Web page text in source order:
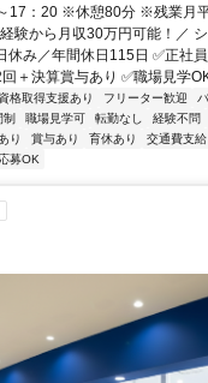
17：20 ※休憩80分 ※残業月
験から月収30万円可能！／
休み／年間休日115日 ✅正社
＋決算賞与あり ✅職場見学
資格取得支援あり フリーター歓迎
制 職場見学可 転勤なし 経験不問
り 賞与あり 育休あり 交通費支給
募OK